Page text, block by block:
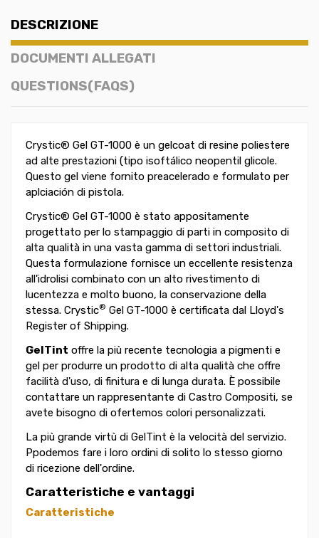
DESCRIZIONE
DOCUMENTI ALLEGATI
QUESTIONS(FAQS)
Crystic® Gel GT-1000 è un gelcoat di resine poliestere
ad alte prestazioni (tipo isoftálico neopentil glicole.
Questo gel viene fornito preacelerado e formulato per
aplciación di pistola.
Crystic® Gel GT-1000 è stato appositamente
progettato per lo stampaggio di parti in composito di
alta qualità in una vasta gamma di settori industriali.
Questa formulazione fornisce un eccellente resistenza
all'idrolisi combinato con un alto rivestimento di
lucentezza e molto buono, la conservazione della
stessa. Crystic® Gel GT-1000 è certificata dal Lloyd's
Register of Shipping.
GelTint offre la più recente tecnologia a pigmenti e
gel per produrre un prodotto di alta qualità che offre
facilità d'uso, di finitura e di lunga durata. È possibile
contattare un rappresentante di Castro Compositi, se
avete bisogno di ofertemos colori personalizzati.
La più grande virtù di GelTint è la velocità del servizio.
Ppodemos fare i loro ordini di solito lo stesso giorno
di ricezione dell'ordine.
Caratteristiche e vantaggi
Caratteristiche